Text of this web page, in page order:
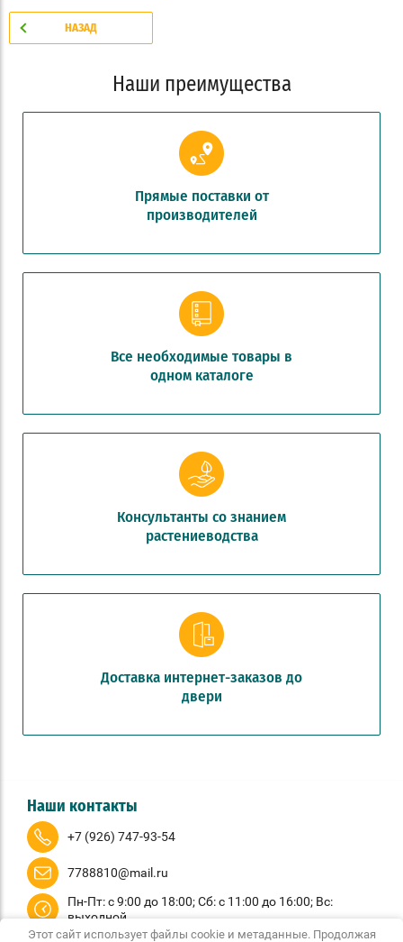
НАЗАД
Наши преимущества
Прямые поставки от
производителей
Все необходимые товары в
одном каталоге
Консультанты со знанием
растениеводства
Доставка интернет-заказов до
двери
Наши контакты
+7 (926) 747-93-54
7788810@mail.ru
Пн-Пт: с 9:00 до 18:00; Сб: с 11:00 до 16:00; Вс:
выходной
© 2020 - 2026 КашпоМаркет
Этот сайт использует файлы cookie и метаданные. Продолжая